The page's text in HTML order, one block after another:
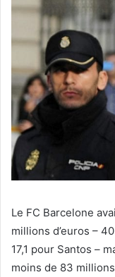
Le FC Barcelone
millions d’euros –
17,1 pour Santos –
moins de 83